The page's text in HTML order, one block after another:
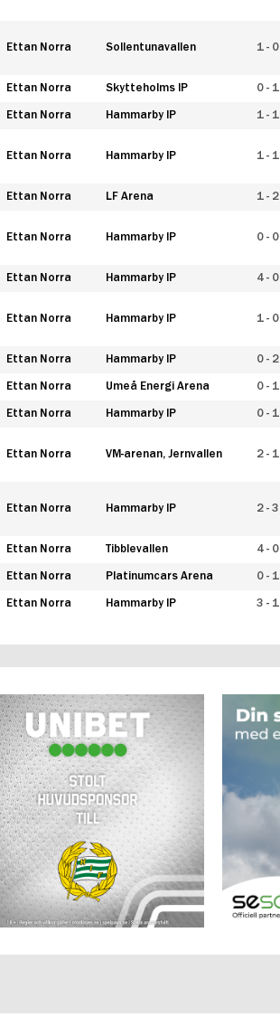
Ettan Norra Sollentunavallen 1 - 0
Ettan Norra Skytteholms IP 0 - 1
Ettan Norra Hammarby IP 1 - 1
Ettan Norra Hammarby IP 1 - 1
Ettan Norra LF Arena 1 - 2
Ettan Norra Hammarby IP 0 - 0
Ettan Norra Hammarby IP 4 - 0
Ettan Norra Hammarby IP 1 - 0
Ettan Norra Hammarby IP 0 - 2
Ettan Norra Umeå Energi Arena 0 - 1
Ettan Norra Hammarby IP 0 - 1
Ettan Norra VM-arenan, Jernvallen 2 - 1
Ettan Norra Hammarby IP 2 - 3
Ettan Norra Tibblevallen 4 - 0
Ettan Norra Platinumcars Arena 0 - 1
Ettan Norra Hammarby IP 3 - 1